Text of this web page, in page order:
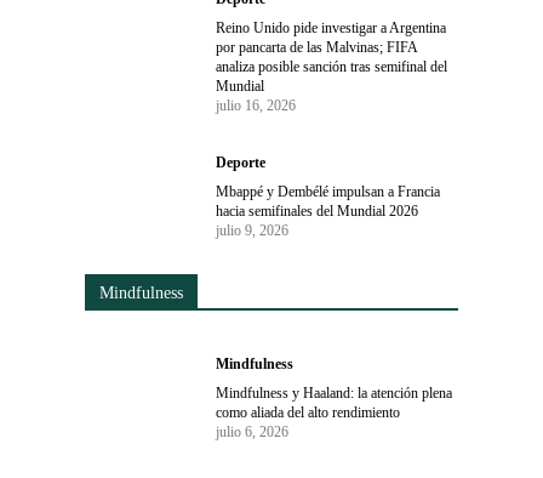
Reino Unido pide investigar a Argentina
por pancarta de las Malvinas; FIFA
analiza posible sanción tras semifinal del
Mundial
julio 16, 2026
Deporte
Mbappé y Dembélé impulsan a Francia
hacia semifinales del Mundial 2026
julio 9, 2026
Mindfulness
Mindfulness
Mindfulness y Haaland: la atención plena
como aliada del alto rendimiento
julio 6, 2026